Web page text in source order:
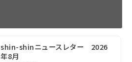
shin-shinニュースレター 2026
年8月